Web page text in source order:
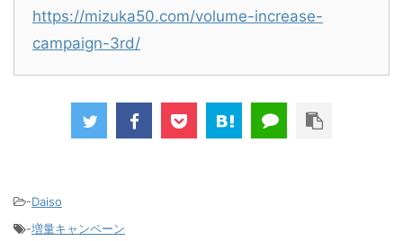
https://mizuka50.com/volume-increase-
campaign-3rd/
-Daiso
-増量キャンペーン